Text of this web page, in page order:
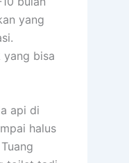
yang
yang bisa
api di
halus